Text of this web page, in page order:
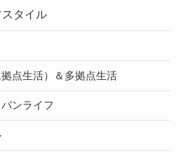
タイル
点生活）＆多拠点生活
ンライフ